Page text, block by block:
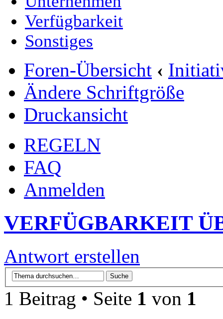
Verfügbarkeit
Sonstiges
Foren-Übersicht ‹
Ändere Schriftgröße
Druckansicht
REGELN
FAQ
Anmelden
VERFÜGBARKEIT
Antwort erstellen
1 Beitrag • Seite 1 von 1